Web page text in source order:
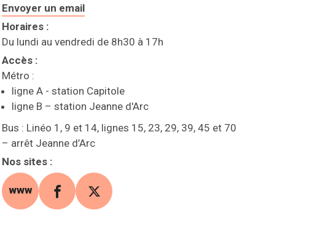
Envoyer un email
Horaires :
Du lundi au vendredi de 8h30 à 17h
Accès :
Métro :
ligne A - station Capitole
ligne B – station Jeanne d'Arc
Bus : Linéo 1, 9 et 14, lignes 15, 23, 29, 39, 45 et 70
– arrêt Jeanne d’Arc
Nos sites :
site web (s'ouvre dans une nouvelle fenêtre)
Facebook (s'ouvre dans une nouvelle fenêtre)
X (s'ouvre dans une nouvelle fenêtre)